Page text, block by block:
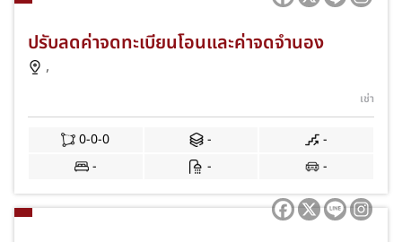
ปรับลดค่าจดทะเบียนโอนและค่าจดจำนอง
,
เช่า
0-0-0 -
-
-
- -